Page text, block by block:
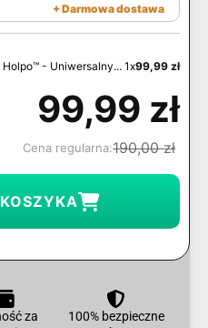
+ Darmowa dostawa
Holpo™ - Uniwersalny... 1x99,99 zł
99,99 zł
Cena regularna:190,00zł
za
100% bezpieczne